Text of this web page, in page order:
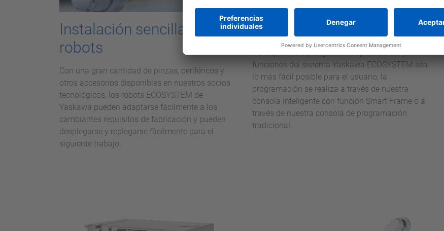
Instalación sencilla de los
robots
Con una gran cantidad de pinzas, periféricos y
otros accesorios disponibles en nuestros socios
tecnológicos, los robots ECOSYSTEM de
Yaskawa pueden adaptarse fácilmente a los
cambiantes requisitos de fabricación y pueden
desplegarse y replegarse fácilmente para el
siguiente trabajo.
Programación inteligente
Para que la amplia gama de aplicaciones y
funciones del sistema Yaskawa ECOSYSTEM sea
lo más fácil posible para el usuario, la
programación se realiza a través de nuestra
consola inteligente con función Smart Frame o a
través de nuestra consola de programación
tradicional.